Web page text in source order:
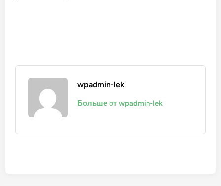
wpadmin-lek
Больше от wpadmin-lek